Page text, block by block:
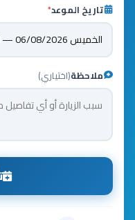
تاريخ الموعد*
ملاحظة(اختياري)